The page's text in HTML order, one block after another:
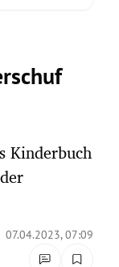
Kinderbuch
07.04.2023, 07:09